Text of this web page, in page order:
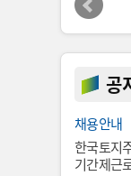
공
채용안내
한국토지
기간제근